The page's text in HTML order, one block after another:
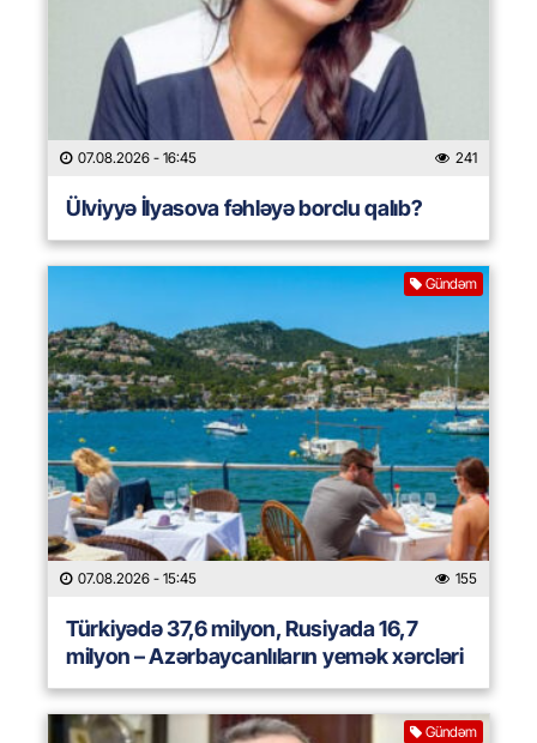
07.08.2026 - 16:45 241
Ülviyyə İlyasova fəhləyə borclu qalıb?
Gündəm
07.08.2026 - 15:45 155
Türkiyədə 37,6 milyon, Rusiyada 16,7
milyon – Azərbaycanlıların yemək xərcləri
Gündəm